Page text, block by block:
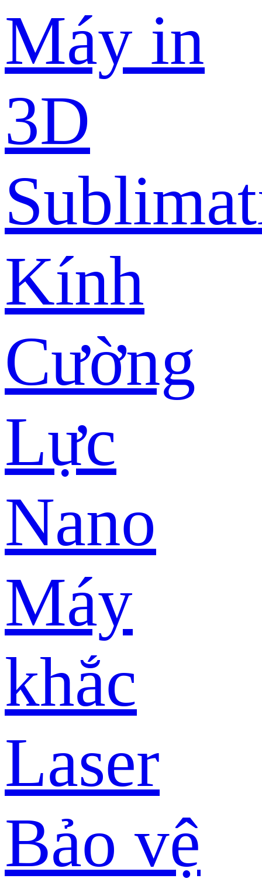
Máy in
3D
Kính
Cường
Lực
Nano
Máy
khắc
Laser
Bảo vệ